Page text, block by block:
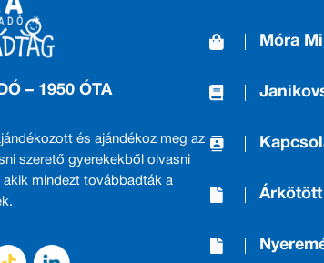
– 1950 ÓTA
és ajándékoz meg az
szerető gyerekekből olvasni
mindezt továbbadták a
Móra